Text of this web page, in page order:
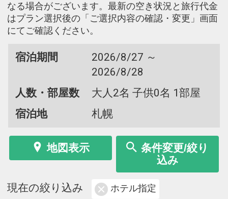
なる場合がございます。最新の空き状況と旅行代金
はプラン選択後の「ご選択内容の確認・変更」画面
にてご確認ください。
宿泊期間
2026/8/27 ～
2026/8/28
人数・部屋数
大人2名 子供0名 1部屋
宿泊地
札幌
地図表示
条件変更/絞り
込み
現在の絞り込み ホテル指定